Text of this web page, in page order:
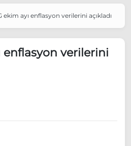
ziyaret edecek
katılmama kararı aldı
ekim ayı enflasyon verilerini açıkladı
enflasyon verilerini